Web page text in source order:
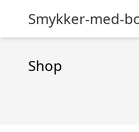
Smykker-med-
Shop